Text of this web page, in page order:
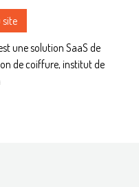
site
une solution SaaS de
de coiffure, institut de